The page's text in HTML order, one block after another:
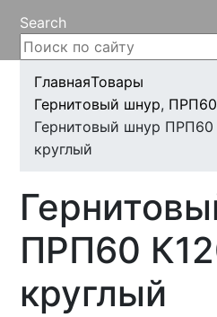
Search
ГлавнаяТовары
Гернитовый шнур,
Гернитовый шнур ПРП60
круглый
ПРП60
круглый